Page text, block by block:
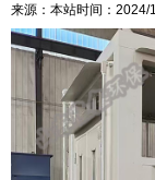
来源：本站时间：2024/